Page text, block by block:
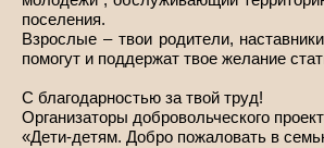
поселения.
Взрослые – твои родители,
помогут и поддержат твое желание
С благодарностью за твой труд!
Организаторы добровольческого
«Дети-детям. Добро пожаловать в